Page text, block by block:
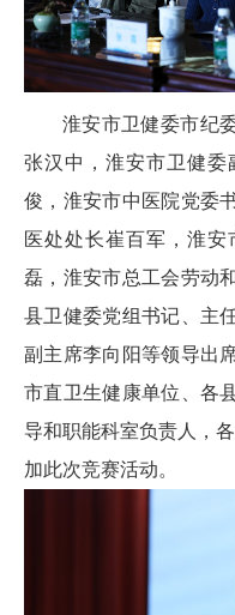
淮安市卫健委市纪
张汉中，淮安市卫健
俊，淮安市中医院党委
医处处长崔百军，淮
磊，淮安市总工会劳动
县卫健委党组书记、主
副主席李向阳等领导出
市直卫生健康单位、各
导和职能科室负责人，
加此次竞赛活动。